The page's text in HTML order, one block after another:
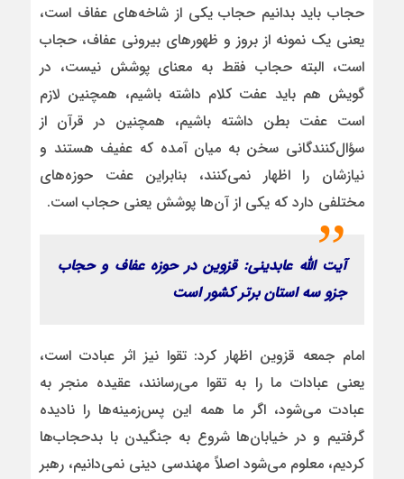
حجاب باید بدانیم حجاب یکی از شاخه‌های عفاف است،
یعنی یک نمونه از بروز و ظهورهای بیرونی عفاف، حجاب
است، البته حجاب فقط به معنای پوشش نیست، در
گویش هم باید عفت کلام داشته باشیم، همچنین لازم
است عفت بطن داشته باشیم، همچنین در قرآن از
سؤال‌کنندگانی سخن به میان آمده که عفیف هستند و
نیازشان را اظهار نمی‌کنند، بنابراین عفت حوزه‌های
مختلفی دارد که یکی از آن‌ها پوشش یعنی حجاب است.
آیت الله عابدینی: قزوین در حوزه عفاف و حجاب
جزو سه استان برتر کشور است
امام جمعه قزوین اظهار کرد: تقوا نیز اثر عبادت است،
یعنی عبادات ما را به تقوا می‌رسانند، عقیده منجر به
عبادت می‌شود، اگر ما همه این پس‌زمینه‌ها را نادیده
گرفتیم و در خیابان‌ها شروع به جنگیدن با بدحجاب‌ها
کردیم، معلوم می‌شود اصلاً مهندسی دینی نمی‌دانیم، رهبر